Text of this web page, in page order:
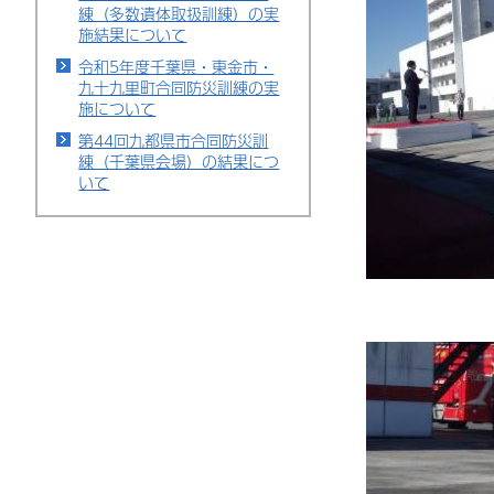
練（多数遺体取扱訓練）の実
施結果について
令和5年度千葉県・東金市・
九十九里町合同防災訓練の実
施について
第44回九都県市合同防災訓
練（千葉県会場）の結果につ
いて